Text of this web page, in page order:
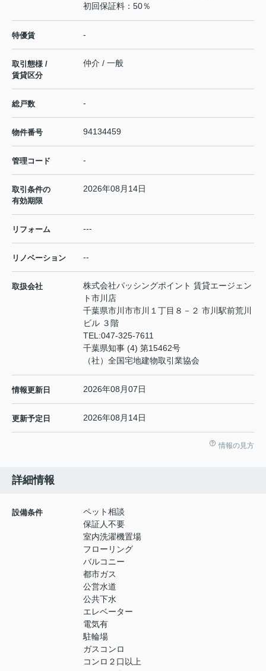
初回保証料：50％
特優賃 -
取引態様 /
賃貸区分
仲介 / 一般
総戸数 -
物件番号 94134459
管理コード -
取引条件の
有効期限
2026年08月14日
リフォーム ---
リノベーション --
取扱会社
株式会社パッシングポイント 賃貸エージェン
ト市川店
千葉県市川市市川１丁目８－２ 市川駅前荒川
ビル ３階
TEL:047-325-7611
千葉県知事 (4) 第15462号
（社）全国宅地建物取引業協会
情報更新日 2026年08月07日
更新予定日 2026年08月14日
情報の見方
詳細情報
設備条件
ペット相談
保証人不要
室内洗濯機置場
フローリング
バルコニー
都市ガス
公営水道
公共下水
エレベーター
電気有
駐輪場
ガスコンロ
コンロ２口以上